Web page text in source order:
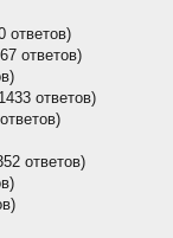
ответов)
ответов)
ответов)
ответов)